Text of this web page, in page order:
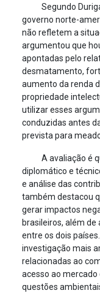
Segundo
governo norte-
não refletem a
argumentou que
apontadas pelo
desmatamento,
aumento da renda
propriedade
utilizar esses
conduzidas antes
prevista para
A avaliação é
diplomático e
e análise das
também destacou
gerar impactos
brasileiros, além
entre os dois
investigação mais
relacionadas ao
acesso ao
questões